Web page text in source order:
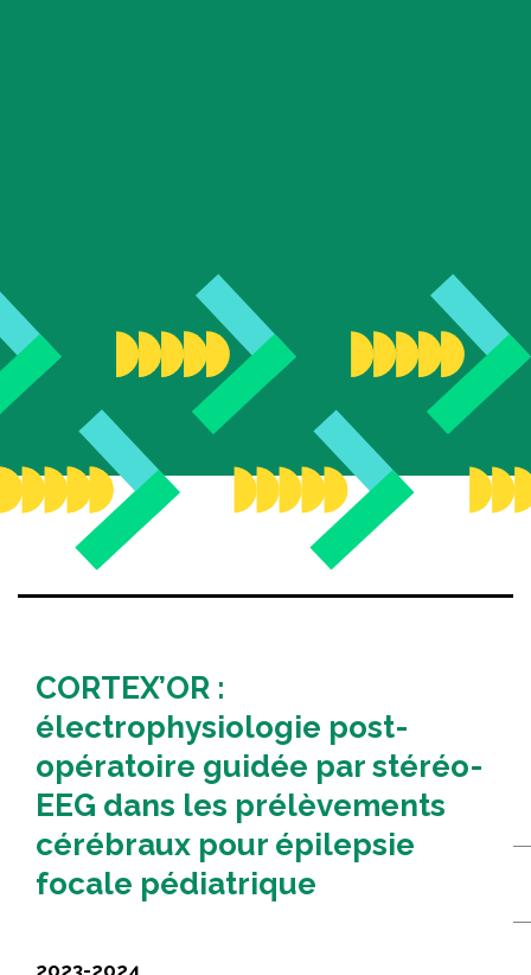
Conseil d’administration
Comité scientifique
Cercle de la relève
Rapports annuels
Reconnaissance de nos bénévoles
Partenaires
Nouvelles
NOUS JOINDRE
ENGLISH
Rechercher :
CORTEX’OR :
électrophysiologie post-
opératoire guidée par stéréo-
EEG dans les prélèvements
cérébraux pour épilepsie
focale pédiatrique